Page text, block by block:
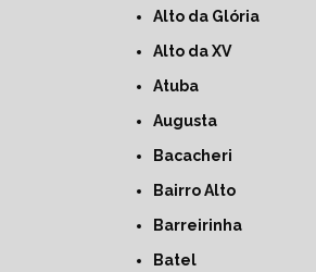
Alto da Glória
Alto da XV
Atuba
Augusta
Bacacheri
Bairro Alto
Barreirinha
Batel